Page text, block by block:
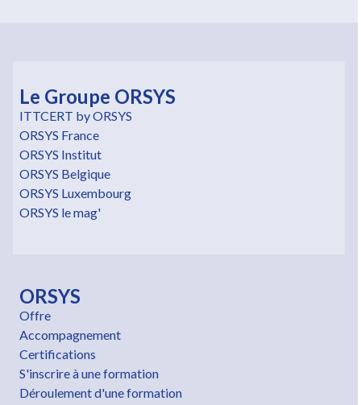
Le Groupe ORSYS
ITTCERT by ORSYS
ORSYS France
ORSYS Institut
ORSYS Belgique
ORSYS Luxembourg
ORSYS le mag'
ORSYS
Offre
Accompagnement
Certifications
S'inscrire à une formation
Déroulement d'une formation